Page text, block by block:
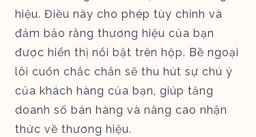
hiệu. Điều này cho phép tùy chỉnh và
đảm bảo rằng thương hiệu của bạn
được hiển thị nổi bật trên hộp. Bề ngoại
lôi cuốn chắc chắn sẽ thu hút sự chú ý
của khách hàng của bạn, giúp tăng
doanh số bán hàng và nâng cao nhận
thức về thương hiệu.